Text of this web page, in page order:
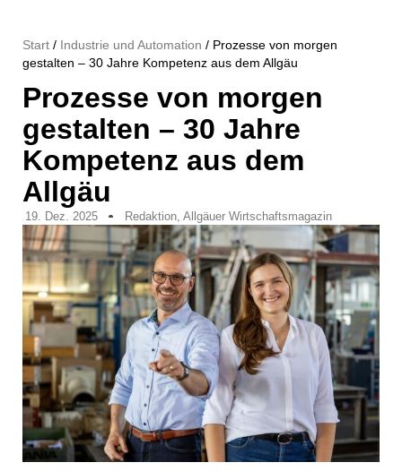
Start / Industrie und Automation / Prozesse von morgen
gestalten – 30 Jahre Kompetenz aus dem Allgäu
Prozesse von morgen
gestalten – 30 Jahre
Kompetenz aus dem
Allgäu
19. Dez. 2025 Redaktion, Allgäuer Wirtschaftsmagazin